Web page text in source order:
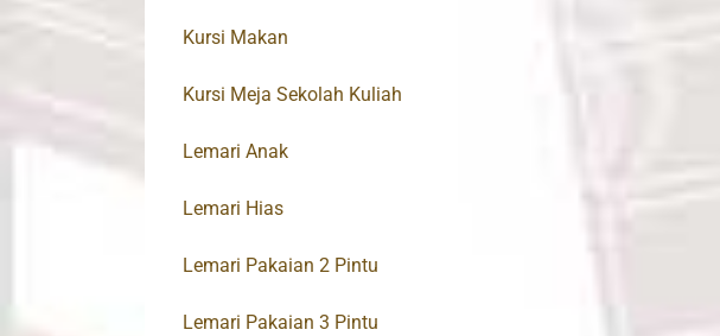
Kursi Makan
Kursi Meja Sekolah Kuliah
Lemari Anak
Lemari Hias
Lemari Pakaian 2 Pintu
Lemari Pakaian 3 Pintu